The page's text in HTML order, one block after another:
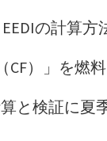
の計算
CF）」を燃
と検証に